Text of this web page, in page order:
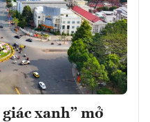
xanh” mở